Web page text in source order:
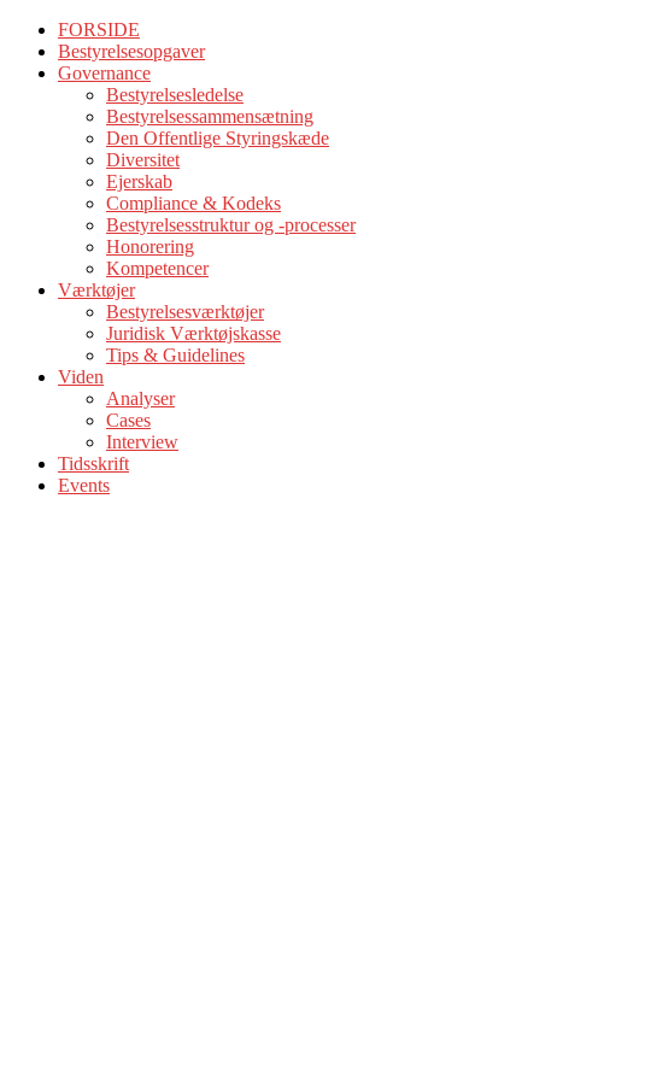
FORSIDE
Bestyrelsesopgaver
Governance
Bestyrelsesledelse
Bestyrelsessammensætning
Den Offentlige Styringskæde
Diversitet
Ejerskab
Compliance & Kodeks
Bestyrelsesstruktur og -processer
Honorering
Kompetencer
Værktøjer
Bestyrelsesværktøjer
Juridisk Værktøjskasse
Tips & Guidelines
Viden
Analyser
Cases
Interview
Tidsskrift
Events